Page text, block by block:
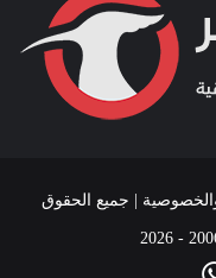
| جميع الحقوق